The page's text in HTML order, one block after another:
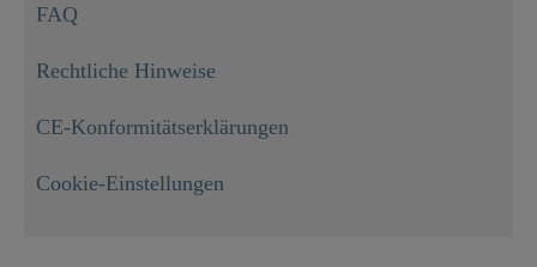
FAQ
Rechtliche Hinweise
CE-Konformitätserklärungen
Cookie-Einstellungen